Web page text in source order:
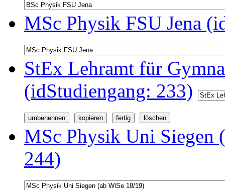
MSc Physik FSU Jena
StEx Lehramt für
(idStudiengang: 233)
MSc Physik Uni Siegen
244)